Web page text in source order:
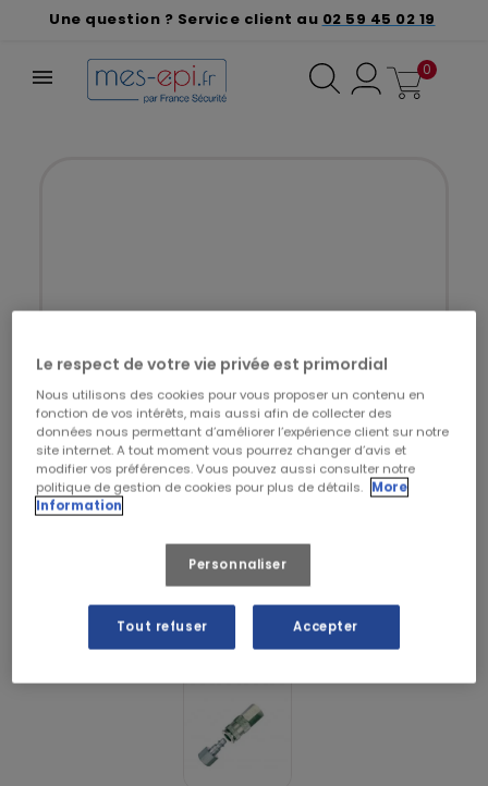
Une question ? Service client au 02 59 45 02 19
0
Le respect de votre vie privée est primordial
Nous utilisons des cookies pour vous proposer un contenu en
fonction de vos intérêts, mais aussi afin de collecter des
données nous permettant d’améliorer l’expérience client sur notre
site internet. A tout moment vous pourrez changer d’avis et
modifier vos préférences. Vous pouvez aussi consulter notre
politique de gestion de cookies pour plus de détails. More
Information
Personnaliser
Tout refuser Accepter